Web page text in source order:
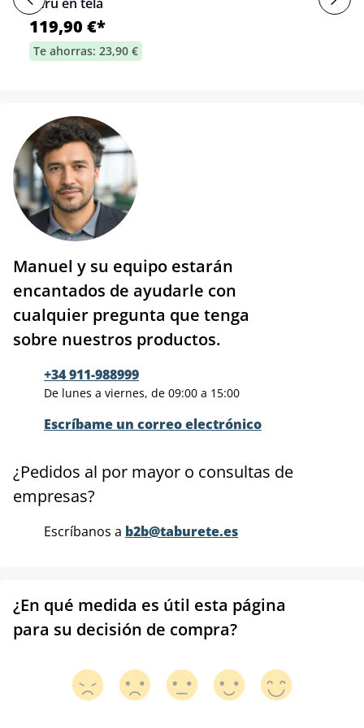
119,90 €*
Te ahorras: 23,90 €
Manuel y su equipo estarán
encantados de ayudarle con
cualquier pregunta que tenga
sobre nuestros productos.
+34 911-988999
De lunes a viernes, de 09:00 a 15:00
Escríbame un correo electrónico
¿Pedidos al por mayor o consultas de
empresas?
Escríbanos a b2b@taburete.es
¿En qué medida es útil esta página
para su decisión de compra?